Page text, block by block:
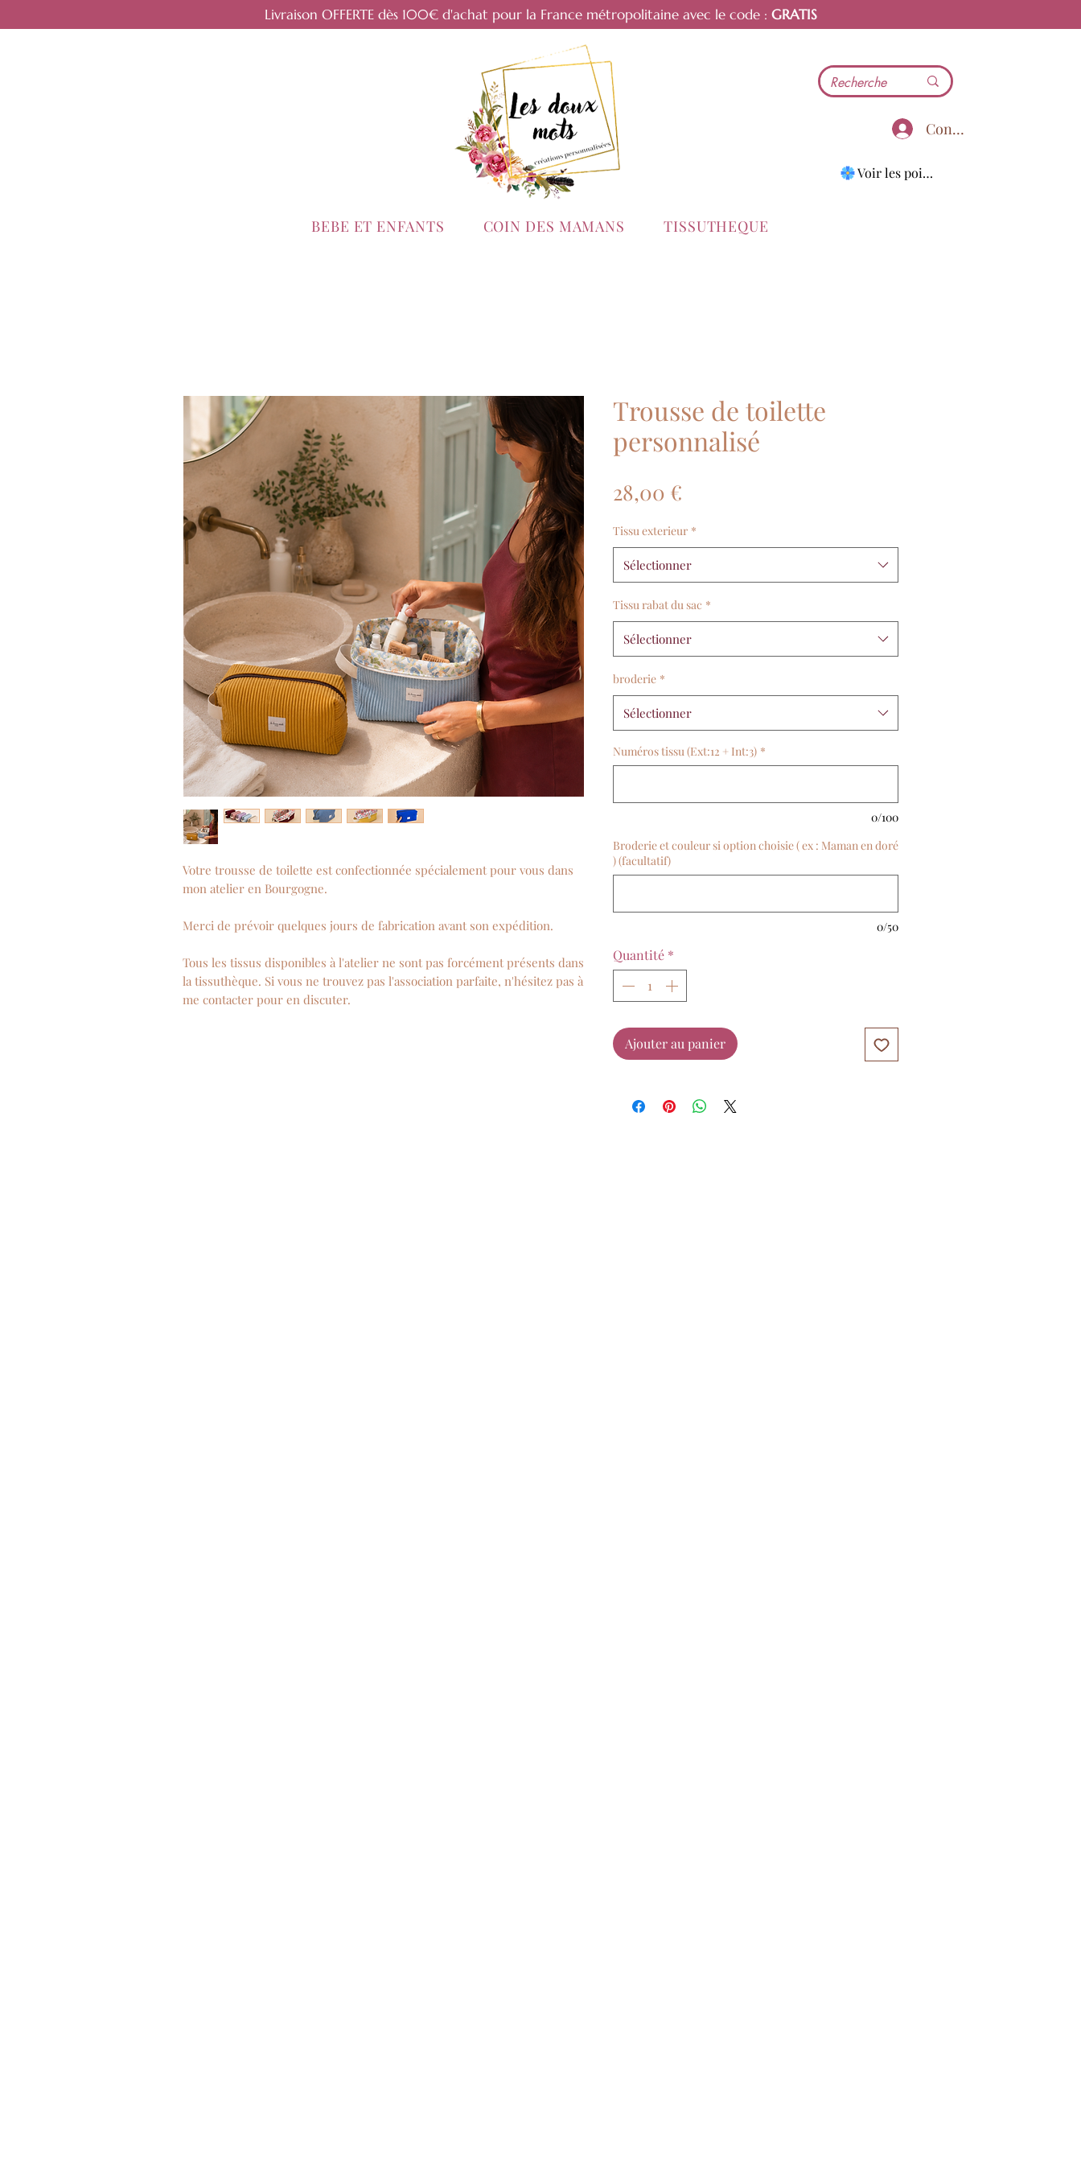
Livraison OFFERTE dès 100€ d'achat pour la France métropolitaine avec le code : GRATIS
Connecter
Voir les points
BEBE ET ENFANTS COIN DES MAMANS TISSUTHEQUE
Votre trousse de toilette est confectionnée spécialement pour vous dans
mon atelier en Bourgogne.
Merci de prévoir quelques jours de fabrication avant son expédition.
Tous les tissus disponibles à l'atelier ne sont pas forcément présents dans
la tissuthèque. Si vous ne trouvez pas l'association parfaite, n'hésitez pas à
me contacter pour en discuter.
Trousse de toilette
personnalisé
28,00 €
Tissu exterieur *
Sélectionner
Tissu rabat du sac *
Sélectionner
broderie *
Sélectionner
Numéros tissu (Ext:12 + Int:3) *
0/100
Broderie et couleur si option choisie ( ex : Maman en doré
) (facultatif)
0/50
Quantité *
Ajouter au panier